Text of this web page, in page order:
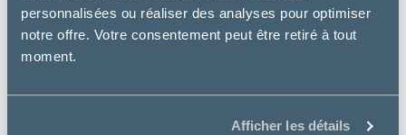
personnalisées ou réaliser des analyses pour optimiser
notre offre. Votre consentement peut être retiré à tout
moment.
Afficher les détails